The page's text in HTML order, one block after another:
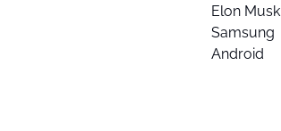
Elon Musk
Samsung
Android